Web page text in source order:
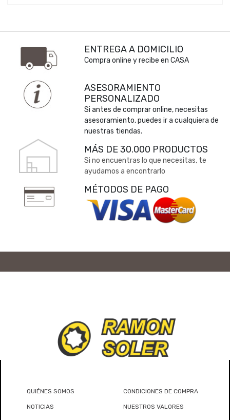
ENTREGA A DOMICILIO
Compra online y recibe en CASA
ASESORAMIENTO
PERSONALIZADO
Si antes de comprar online, necesitas
asesoramiento, puedes ir a cualquiera de
nuestras tiendas.
MÁS DE 30.000 PRODUCTOS
Si no encuentras lo que necesitas, te
ayudamos a encontrarlo
MÉTODOS DE PAGO
QUIÉNES SOMOS CONDICIONES DE COMPRA
NOTICIAS NUESTROS VALORES